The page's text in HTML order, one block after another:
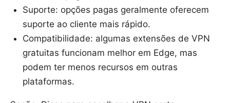
Suporte: opções pagas geralmente oferecem
suporte ao cliente mais rápido.
Compatibilidade: algumas extensões de VPN
gratuitas funcionam melhor em Edge, mas
podem ter menos recursos em outras
plataformas.